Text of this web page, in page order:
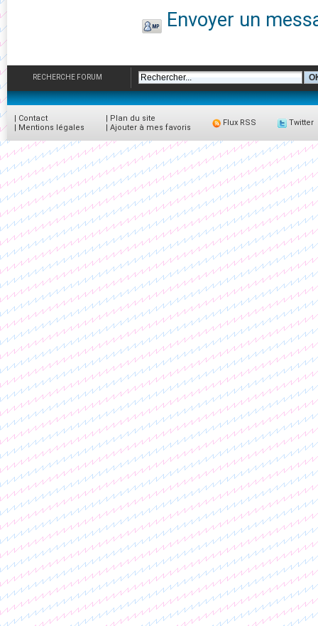
Envoyer un
RECHERCHE FORUM
| Contact
| Mentions légales
| Plan du site
| Ajouter à mes favoris
Flux RSS Twitter